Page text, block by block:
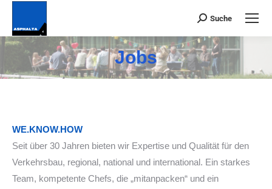
Suchen:
Suche
Jobs
Du bist hier:
WE.KNOW.HOW
Seit über 30 Jahren bieten wir Expertise und Qualität für den
Verkehrsbau, regional, national und international. Ein starkes
Team, kompetente Chefs, die „mitanpacken“ und ein